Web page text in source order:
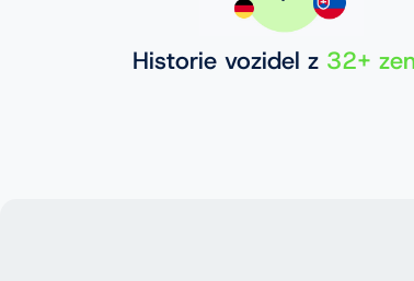
Historie vozidel z 32+